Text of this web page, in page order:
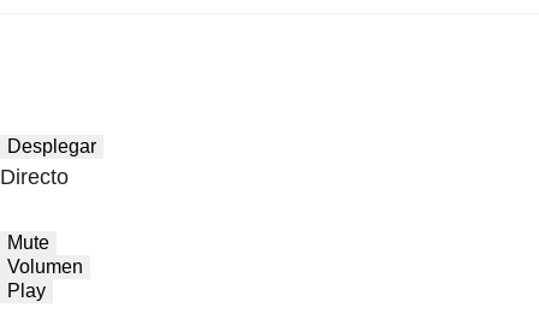
Desplegar
Directo
Mute
Volumen
Play